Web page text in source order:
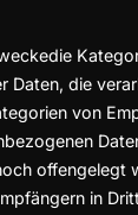
Daten, die
von
offengelegt
in